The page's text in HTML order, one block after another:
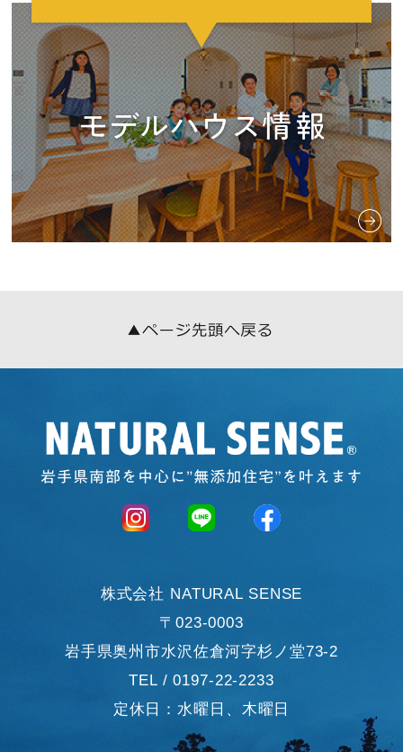
株式会社 NATURAL SENSE
〒023-0003
岩手県奥州市水沢佐倉河字杉ノ堂73-2
TEL / 0197-22-2233
定休日：水曜日、木曜日